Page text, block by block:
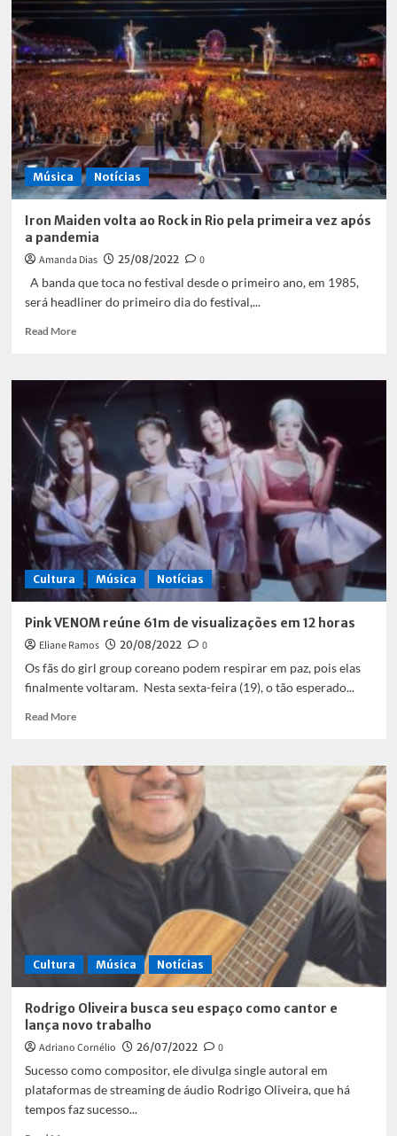
do
Música Notícias
Iron Maiden volta ao Rock in Rio pela primeira vez após
a pandemia
Amanda Dias 25/08/2022
0
A banda que toca no festival desde o primeiro ano, em 1985,
será headliner do primeiro dia do festival,...
Read MoreRead
Iron
Maiden
volta
ao
Rock
in
Rio
pela
primeira
vez
após
a
pandemia
Cultura Música Notícias
Pink VENOM reúne 61m de visualizações em 12 horas
Eliane Ramos 20/08/2022
0
Os fãs do girl group coreano podem respirar em paz, pois elas
finalmente voltaram. Nesta sexta-feira (19), o tão esperado...
Read MoreRead
Pink
VENOM
reúne
61m
de
visualizações
Cultura Música Notícias
Rodrigo Oliveira busca seu espaço como cantor e
lança novo trabalho
Adriano Cornélio 26/07/2022
0
Sucesso como compositor, ele divulga single autoral em
plataformas de streaming de áudio Rodrigo Oliveira, que há
tempos faz sucesso...